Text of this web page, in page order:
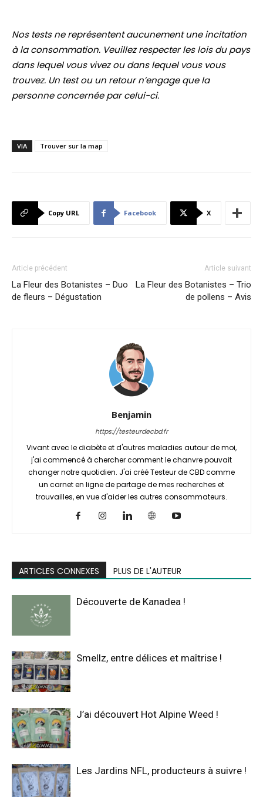
Nos tests ne représentent aucunement une incitation
à la consommation. Veuillez respecter les lois du pays
dans lequel vous vivez ou dans lequel vous vous
trouvez. Un test ou un retour n’engage que la
personne concernée par celui-ci.
VIA Trouver sur la map
Copy URL Facebook X
Article précédent
La Fleur des Botanistes – Duo
de fleurs – Dégustation
Article suivant
La Fleur des Botanistes – Trio
de pollens – Avis
Benjamin
https://testeurdecbd.fr
Vivant avec le diabète et d'autres maladies autour de moi,
j'ai commencé à chercher comment le chanvre pouvait
changer notre quotidien. J'ai créé Testeur de CBD comme
un carnet en ligne de partage de mes recherches et
trouvailles, en vue d'aider les autres consommateurs.
ARTICLES CONNEXES PLUS DE L'AUTEUR
Découverte de Kanadea !
Smellz, entre délices et maîtrise !
J’ai découvert Hot Alpine Weed !
Les Jardins NFL, producteurs à suivre !